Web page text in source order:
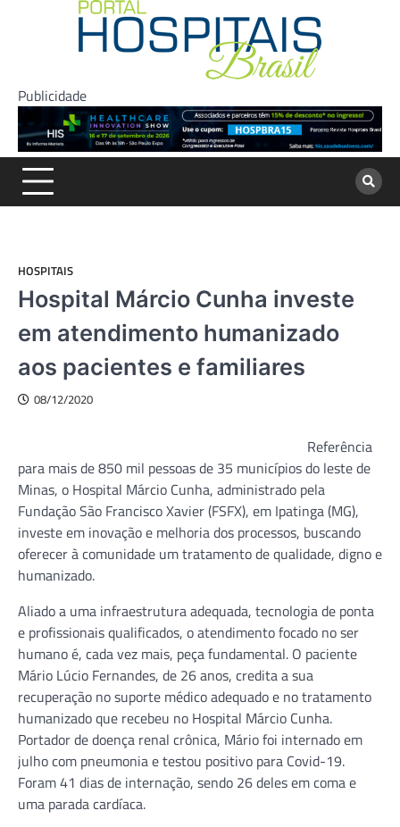
Publicidade
HOSPITAIS
Hospital Márcio Cunha investe
em atendimento humanizado
aos pacientes e familiares
08/12/2020
Referência
para mais de 850 mil pessoas de 35 municípios do leste de
Minas, o Hospital Márcio Cunha, administrado pela
Fundação São Francisco Xavier (FSFX), em Ipatinga (MG),
investe em inovação e melhoria dos processos, buscando
oferecer à comunidade um tratamento de qualidade, digno e
humanizado.
Aliado a uma infraestrutura adequada, tecnologia de ponta
e profissionais qualificados, o atendimento focado no ser
humano é, cada vez mais, peça fundamental. O paciente
Mário Lúcio Fernandes, de 26 anos, credita a sua
recuperação no suporte médico adequado e no tratamento
humanizado que recebeu no Hospital Márcio Cunha.
Portador de doença renal crônica, Mário foi internado em
julho com pneumonia e testou positivo para Covid-19.
Foram 41 dias de internação, sendo 26 deles em coma e
uma parada cardíaca.